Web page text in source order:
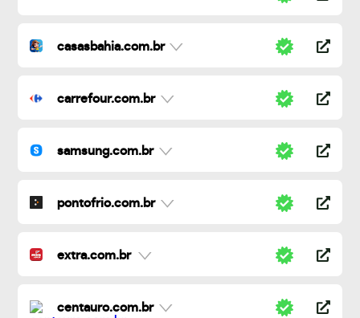
casasbahia.com.br
carrefour.com.br
samsung.com.br
pontofrio.com.br
extra.com.br
centauro.com.br